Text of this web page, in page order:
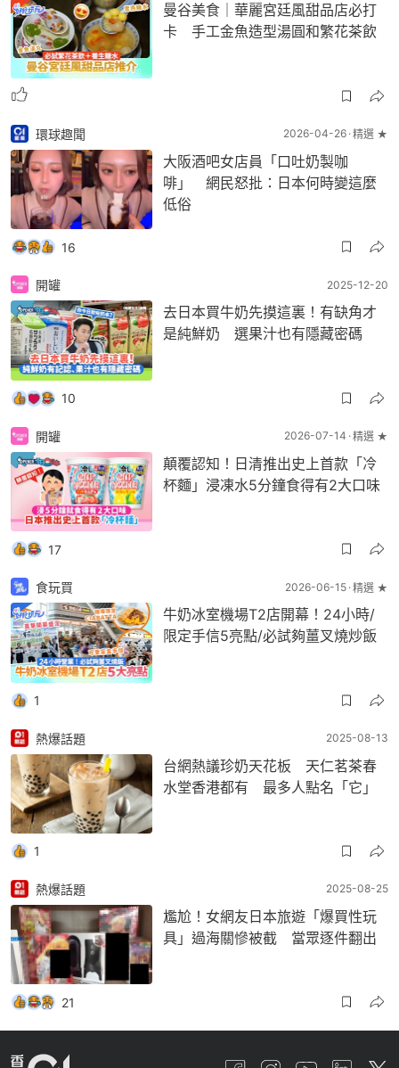
曼谷美食｜華麗宮廷風甜品店必打
卡 手工金魚造型湯圓和繁花茶飲
環球趣聞 2026-04-26 精選 ★
大阪酒吧女店員「口吐奶製咖
啡」 網民怒批：日本何時變這麼
低俗
16
開罐 2025-12-20
去日本買牛奶先摸這裏！有缺角才
是純鮮奶 選果汁也有隱藏密碼
10
開罐 2026-07-14 精選 ★
顛覆認知！日清推出史上首款「冷
杯麵」浸凍水5分鐘食得有2大口味
17
食玩買 2026-06-15 精選 ★
牛奶冰室機場T2店開幕！24小時/
限定手信5亮點/必試夠薑叉燒炒飯
1
熱爆話題 2025-08-13
台網熱議珍奶天花板 天仁茗茶春
水堂香港都有 最多人點名「它」
1
熱爆話題 2025-08-25
尷尬！女網友日本旅遊「爆買性玩
具」過海關慘被截 當眾逐件翻出
21